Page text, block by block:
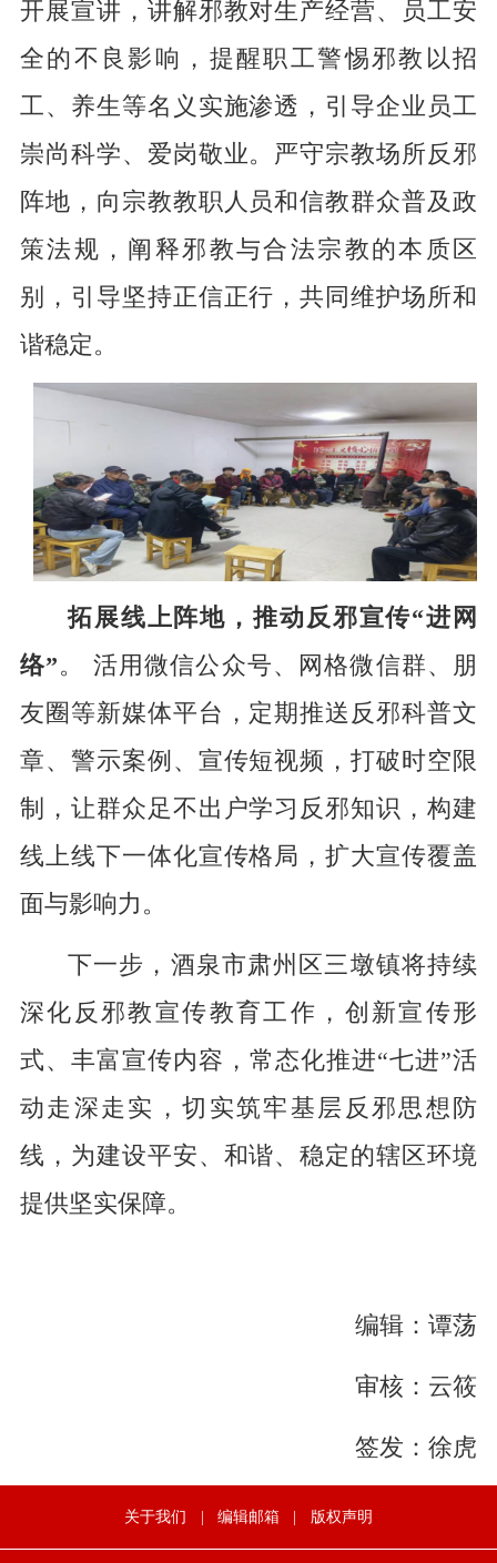
开展宣讲，讲解邪教对生产经营、员工安
全的不良影响，提醒职工警惕邪教以招
工、养生等名义实施渗透，引导企业员工
崇尚科学、爱岗敬业。严守宗教场所反邪
阵地，向宗教教职人员和信教群众普及政
策法规，阐释邪教与合法宗教的本质区
别，引导坚持正信正行，共同维护场所和
谐稳定。
拓展线上阵地，推动反邪宣传“进网
络”。
活用微信公众号、网格微信群、朋
友圈等新媒体平台，定期推送反邪科普文
章、警示案例、宣传短视频，打破时空限
制，让群众足不出户学习反邪知识，构建
线上线下一体化宣传格局，扩大宣传覆盖
面与影响力。
下一步， 酒泉市肃州区三墩镇将持续
深化反邪教宣传教育工作，创新宣传形
式、丰富宣传内容，常态化推进“七进”活
动走深走实，切实筑牢基层反邪思想防
线，为建设平安、和谐、稳定的辖区环境
提供坚实保障。
编辑：谭荡
审核：云筱
签发：徐虎
关于我们 | 编辑邮箱 | 版权声明